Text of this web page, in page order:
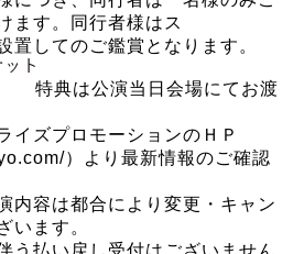
ます。同行者様はス
置してのご鑑賞となります。
特典は公演当日会場にてお渡
イズプロモーションのＨＰ
）より最新情報のご確認
内容は都合により変更・キャン
います。
う払い戻し受付はございません